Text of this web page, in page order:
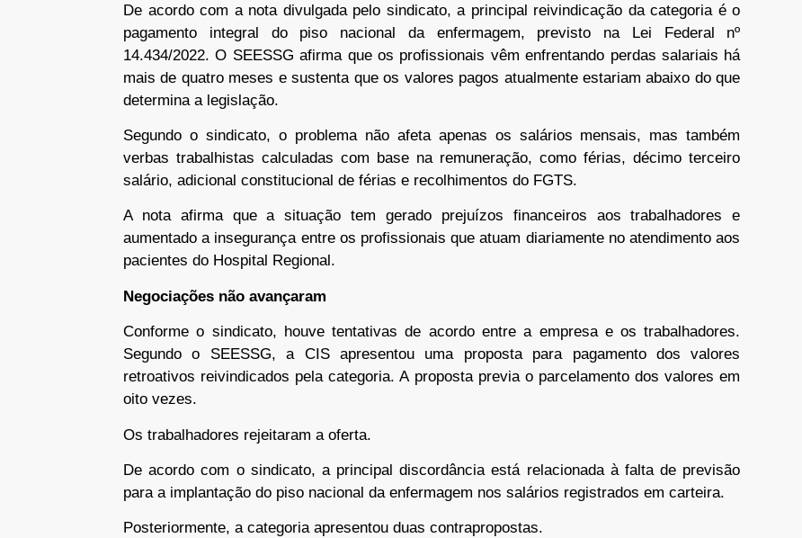
De acordo com a nota divulgada pelo sindicato, a principal reivindicação da categoria é o
pagamento integral do piso nacional da enfermagem, previsto na Lei Federal nº
14.434/2022. O SEESSG afirma que os profissionais vêm enfrentando perdas salariais há
mais de quatro meses e sustenta que os valores pagos atualmente estariam abaixo do que
determina a legislação.
Segundo o sindicato, o problema não afeta apenas os salários mensais, mas também
verbas trabalhistas calculadas com base na remuneração, como férias, décimo terceiro
salário, adicional constitucional de férias e recolhimentos do FGTS.
A nota afirma que a situação tem gerado prejuízos financeiros aos trabalhadores e
aumentado a insegurança entre os profissionais que atuam diariamente no atendimento aos
pacientes do Hospital Regional.
Negociações não avançaram
Conforme o sindicato, houve tentativas de acordo entre a empresa e os trabalhadores.
Segundo o SEESSG, a CIS apresentou uma proposta para pagamento dos valores
retroativos reivindicados pela categoria. A proposta previa o parcelamento dos valores em
oito vezes.
Os trabalhadores rejeitaram a oferta.
De acordo com o sindicato, a principal discordância está relacionada à falta de previsão
para a implantação do piso nacional da enfermagem nos salários registrados em carteira.
Posteriormente, a categoria apresentou duas contrapropostas.